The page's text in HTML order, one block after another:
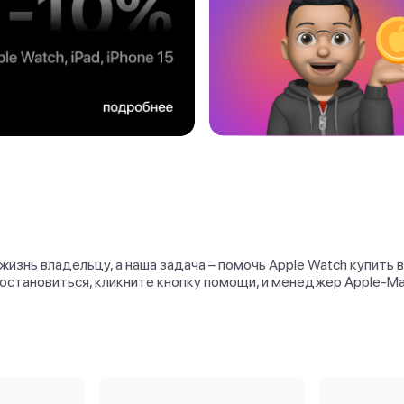
владельцу, а наша задача – помочь Apple Watch
кликните кнопку помощи, и менеджер Apple-